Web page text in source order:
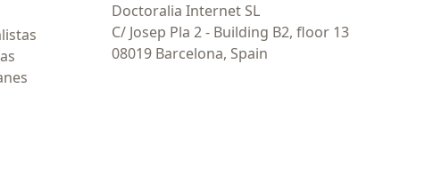
Doctoralia Internet SL
C/ Josep Pla 2 - Building B2, floor 13
08019 Barcelona, Spain